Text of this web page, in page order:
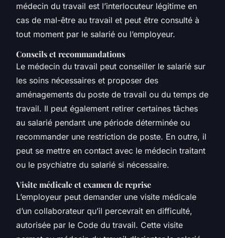
médecin du travail est l’interlocuteur légitime en
cas de mal-être au travail et peut être consulté à
tout moment par le salarié ou l’employeur.
Conseils et recommandations
Le médecin du travail peut conseiller le salarié sur
les soins nécessaires et proposer des
aménagements du poste de travail ou du temps de
travail. Il peut également retirer certaines tâches
au salarié pendant une période déterminée ou
recommander une restriction de poste. En outre, il
peut se mettre en contact avec le médecin traitant
ou le psychiatre du salarié si nécessaire.
Visite médicale et examen de reprise
L’employeur peut demander une visite médicale
d’un collaborateur qu’il percevrait en difficulté,
autorisée par le Code du travail. Cette visite